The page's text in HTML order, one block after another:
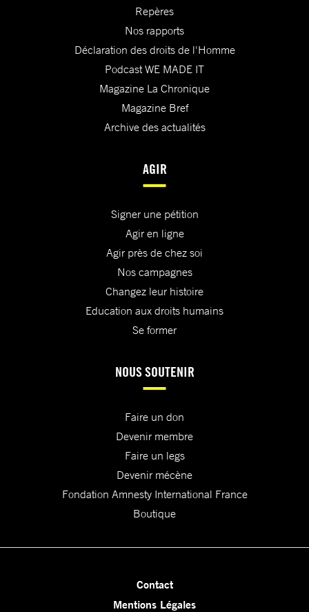
Repères
Nos rapports
Déclaration des droits de l'Homme
Podcast WE MADE IT
Magazine La Chronique
Magazine Bref
Archive des actualités
AGIR
Signer une pétition
Agir en ligne
Agir près de chez soi
Nos campagnes
Changez leur histoire
Education aux droits humains
Se former
NOUS SOUTENIR
Faire un don
Devenir membre
Faire un legs
Devenir mécène
Fondation Amnesty International France
Boutique
Contact
Mentions Légales